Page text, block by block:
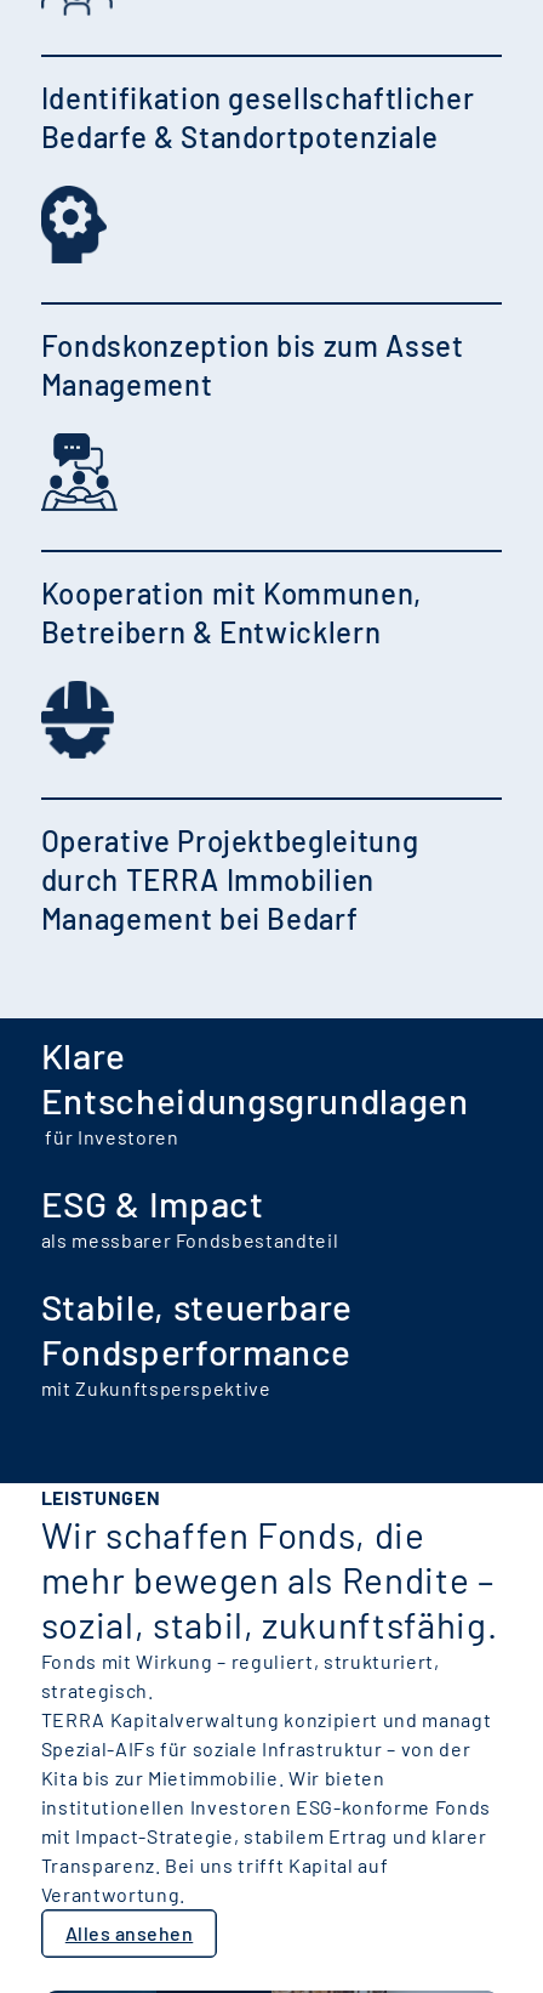
Identifikation gesellschaftlicher
Bedarfe & Standortpotenziale
Fondskonzeption bis zum Asset
Management
Kooperation mit Kommunen,
Betreibern & Entwicklern
Operative Projektbegleitung
durch TERRA Immobilien
Management bei Bedarf
Klare
Entscheidungsgrundlagen
für Investoren
ESG & Impact
als messbarer Fondsbestandteil
Stabile, steuerbare
Fondsperformance
mit Zukunftsperspektive
LEISTUNGEN
Wir schaffen Fonds, die
mehr bewegen als Rendite –
sozial, stabil, zukunftsfähig.
Fonds mit Wirkung – reguliert, strukturiert,
strategisch.
TERRA Kapitalverwaltung konzipiert und managt
Spezial-AIFs für soziale Infrastruktur – von der
Kita bis zur Mietimmobilie. Wir bieten
institutionellen Investoren ESG-konforme Fonds
mit Impact-Strategie, stabilem Ertrag und klarer
Transparenz. Bei uns trifft Kapital auf
Verantwortung.
Alles ansehen